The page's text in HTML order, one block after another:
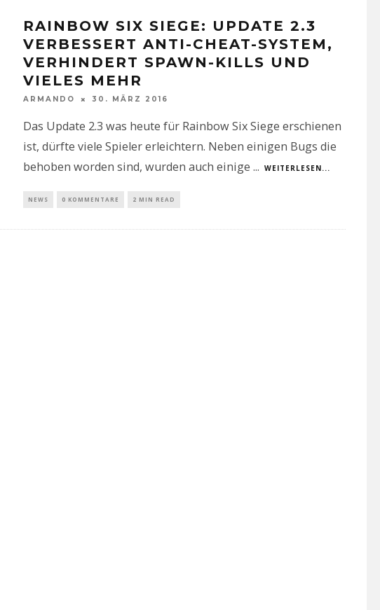
RAINBOW SIX SIEGE: UPDATE 2.3
VERBESSERT ANTI-CHEAT-SYSTEM,
VERHINDERT SPAWN-KILLS UND
VIELES MEHR
ARMANDO 30. MÄRZ 2016
Das Update 2.3 was heute für Rainbow Six Siege erschienen
ist, dürfte viele Spieler erleichtern. Neben einigen Bugs die
behoben worden sind, wurden auch einige ... WEITERLESEN...
NEWS 0 KOMMENTARE 2 MIN READ